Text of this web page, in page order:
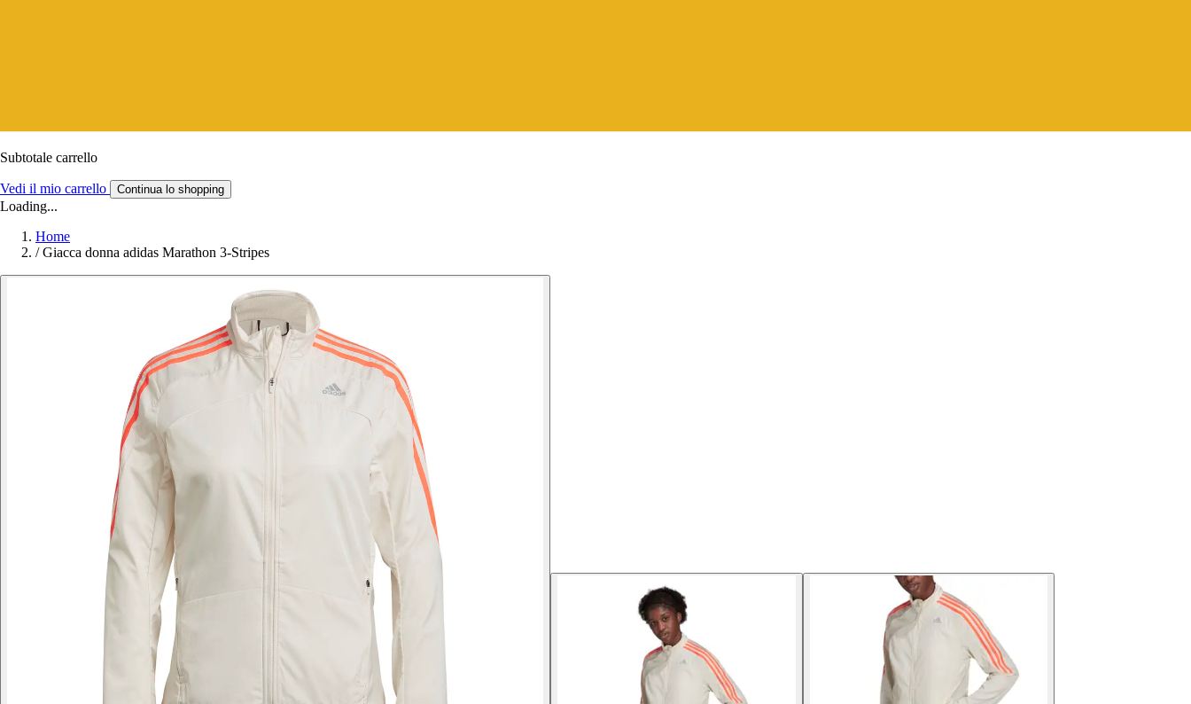
Subtotale carrello
Vedi il mio carrello Continua lo shopping
Loading...
Home
/ Giacca donna adidas Marathon 3-Stripes